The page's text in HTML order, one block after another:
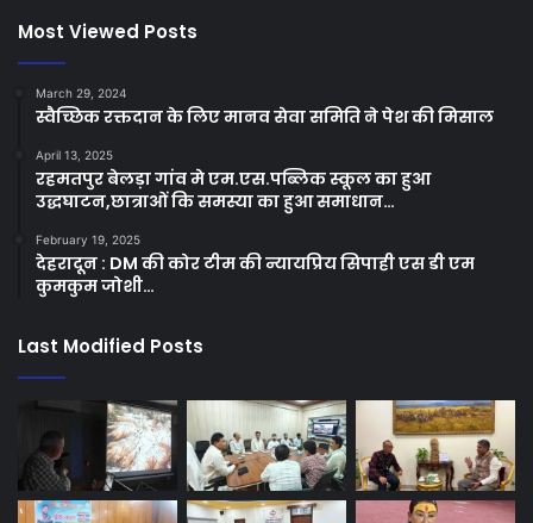
Most Viewed Posts
March 29, 2024
स्वैच्छिक रक्तदान के लिए मानव सेवा समिति ने पेश की मिसाल
April 13, 2025
रहमतपुर बेलड़ा गांव मे एम.एस.पब्लिक स्कूल का हुआ
उद्धघाटन,छात्राओं कि समस्या का हुआ समाधान…
February 19, 2025
देहरादून : DM की कोर टीम की न्यायप्रिय सिपाही एस डी एम
कुमकुम जोशी…
Last Modified Posts